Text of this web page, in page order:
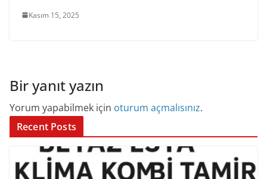
Kasım 15, 2025
Bir yanıt yazın
Yorum yapabilmek için oturum açmalısınız.
Recent Posts